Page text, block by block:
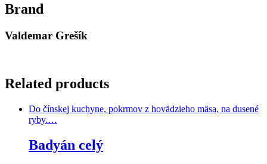
Brand
Valdemar Grešík
Related products
Do čínskej kuchyne, pokrmov z hovädzieho mäsa, na dusené
ryby.…
Badyán celý